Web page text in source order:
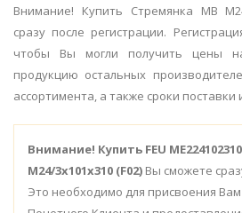
Внимание! Купить Стремянка MB
сразу после регистрации.
чтобы Вы могли получить цены
продукцию остальных
ассортимента, а также сроки поставки
Внимание! Купить FEU
M24/3x101x310 (F02) Вы сможете
Это необходимо для присвоения